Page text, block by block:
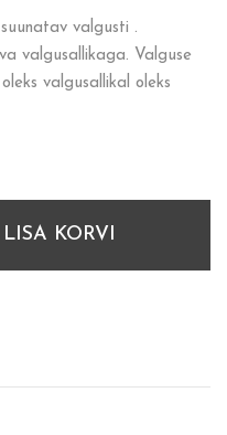
valgusti .
valgusallikaga. Valguse
valgusallikal oleks
LISA KORVI